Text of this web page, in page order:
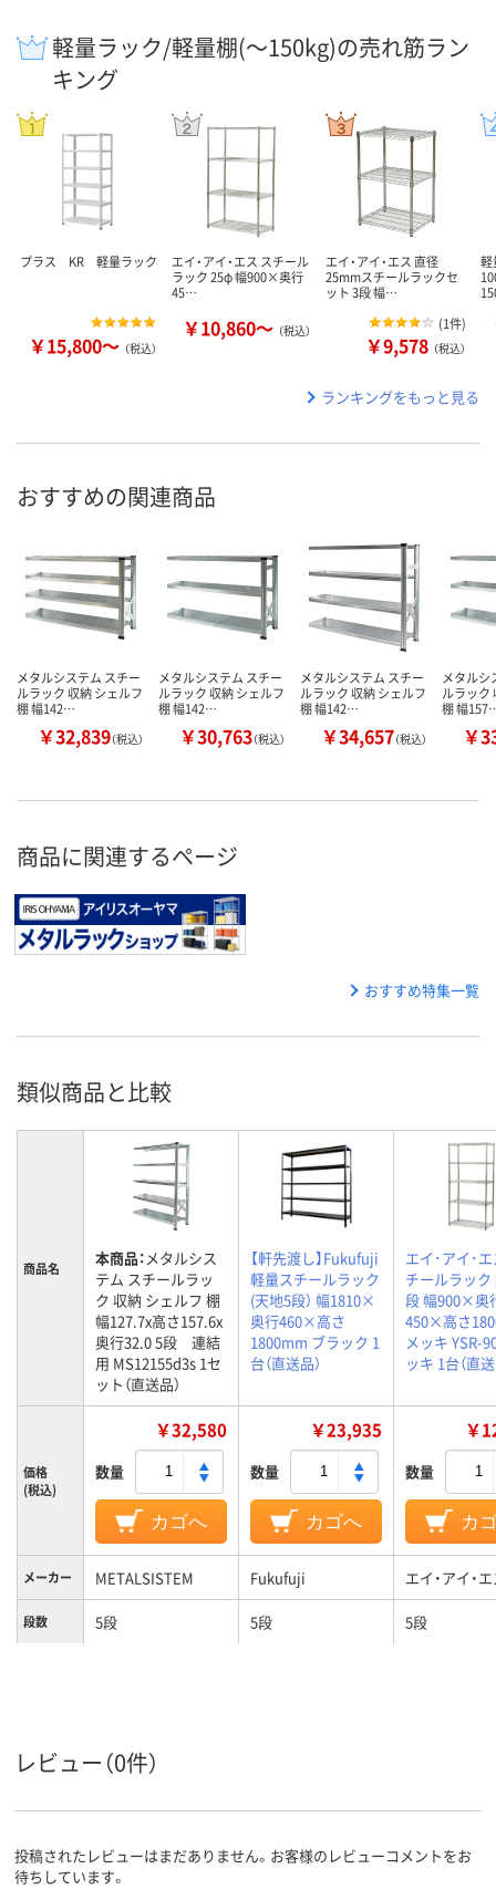
軽量ラック/軽量棚(～150kg)の売れ筋ラン
キング
プラス KR 軽量ラック
￥15,800～ （税込）
エイ・アイ・エス スチール
ラック 25φ 幅900×奥行
45…
￥10,860～ （税込）
エイ・アイ・エス 直径
25mmスチールラックセ
ット 3段 幅…
(1件)
￥9,578 （税込）
軽
ランキングをもっと見る
おすすめの関連商品
メタルシステム スチー
ルラック 収納 シェルフ
棚 幅142…
￥32,839（税込）
メタルシステム スチー
ルラック 収納 シェルフ
棚 幅142…
￥30,763（税込）
メタルシステム スチー
ルラック 収納 シェルフ
棚 幅142…
￥34,657（税込）
メタルシ
ルラック
棚 幅
￥
商品に関連するページ
おすすめ特集一覧
類似商品と比較
商品名 本商品：メタルシス
テム スチールラッ
ク 収納 シェルフ 棚
幅127.7x高さ157.6x
奥行32.0 5段 連結
用 MS12155d3s 1セ
ット（直送品）
【軒先渡し】Fukufuji
軽量スチールラック
(天地5段） 幅1810×
奥行460×高さ
1800mm ブラック 1
台（直送品）
エイ･アイ･
チールラッ
段 幅900×奥
450×高さ
メッキ YSR-
ッキ 1台（直送
価格
(税込)
￥32,580
数量
カゴへ
￥23,935
数量
カゴへ
￥
数量
カ
メーカー METALSISTEM Fukufuji エイ・アイ・
段数 5段 5段 5段
レビュー（0件）
投稿されたレビューはまだありません。お客様のレビューコメントをお
待ちしています。